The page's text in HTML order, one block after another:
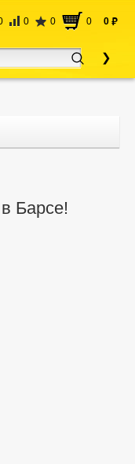
0 0 0 0 руб
Барсе!